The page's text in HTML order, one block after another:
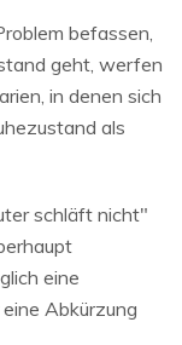
befassen,
geht, werfen
in denen sich
als
schläft nicht"
eine
Abkürzung